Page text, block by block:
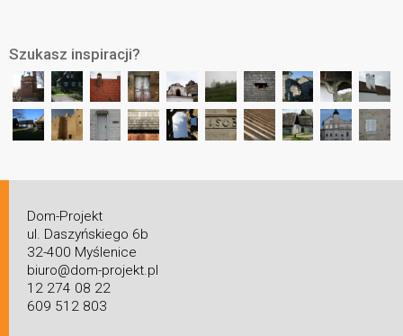
Szukasz inspiracji?
Dom-Projekt
ul. Daszyńskiego 6b
32-400 Myślenice
biuro@dom-projekt.pl
12 274 08 22
609 512 803